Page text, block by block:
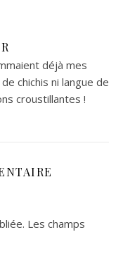
déjà mes
chichis ni langue de
croustillantes !
Les champs